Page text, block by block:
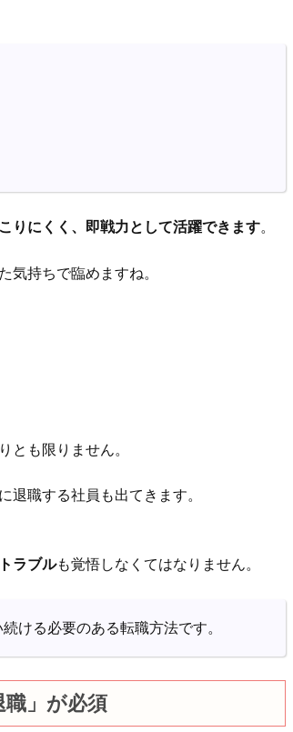
りにくく、即戦力として活躍できます。
気持ちで臨めますね。
とも限りません。
退職する社員も出てきます。
ラブルも覚悟しなくてはなりません。
ける必要のある転職方法です。
職」が必須